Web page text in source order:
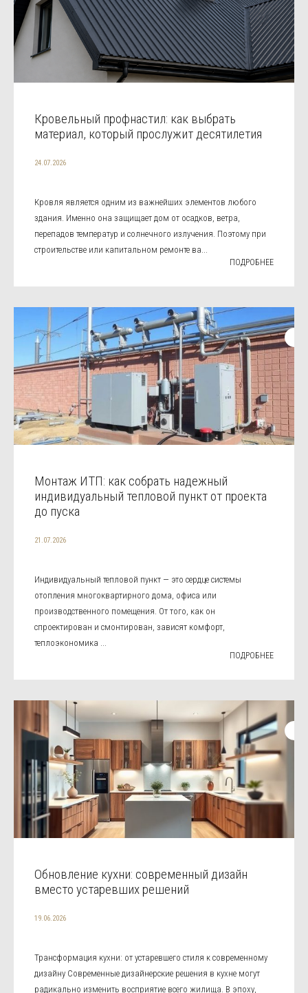
Кровельный профнастил: как выбрать
материал, который прослужит десятилетия
24.07.2026
Кровля является одним из важнейших элементов любого
здания. Именно она защищает дом от осадков, ветра,
перепадов температур и солнечного излучения. Поэтому при
строительстве или капитальном ремонте ва...
ПОДРОБНЕЕ
Монтаж ИТП: как собрать надежный
индивидуальный тепловой пункт от проекта
до пуска
21.07.2026
Индивидуальный тепловой пункт — это сердце системы
отопления многоквартирного дома, офиса или
производственного помещения. От того, как он
спроектирован и смонтирован, зависят комфорт,
теплоэкономика ...
ПОДРОБНЕЕ
Обновление кухни: современный дизайн
вместо устаревших решений
19.06.2026
Трансформация кухни: от устаревшего стиля к современному
дизайну Современные дизайнерские решения в кухне могут
радикально изменить восприятие всего жилища. В эпоху,